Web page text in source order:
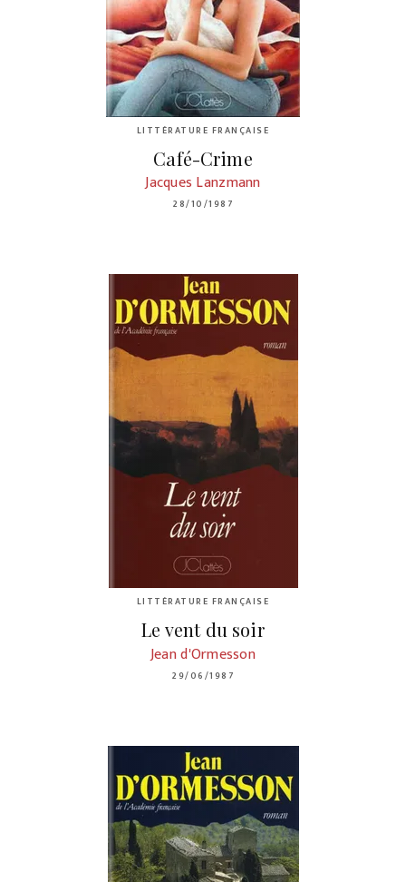
LITTÉRATURE FRANÇAISE
Café-Crime
Jacques Lanzmann
28/10/1987
LITTÉRATURE FRANÇAISE
Le vent du soir
Jean d'Ormesson
29/06/1987